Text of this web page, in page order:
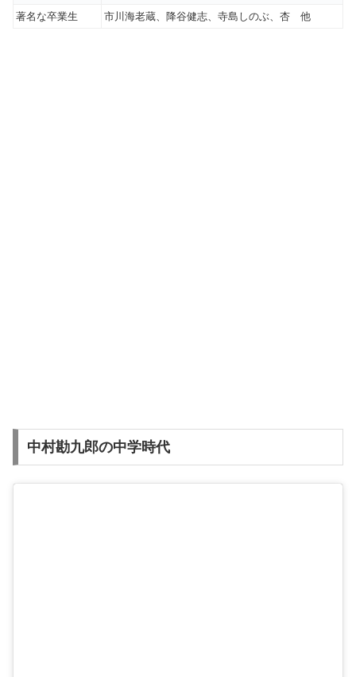
著名な卒業生
市川海老蔵、降谷健志、寺島しのぶ、杏 他
中村勘九郎の中学時代